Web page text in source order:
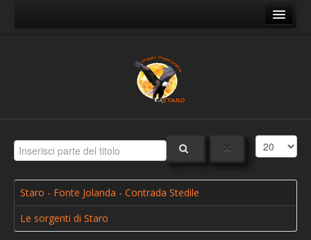
Foto
Staro un tempo
Staro ai giorni nostri
Il Natale a Staro
Staro - Fonte Jolanda - Contrada Stedile
Le sorgenti di Staro